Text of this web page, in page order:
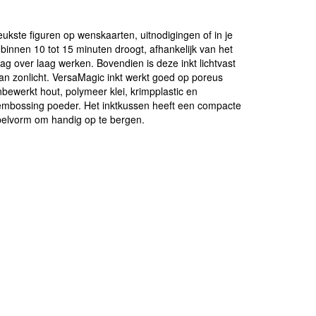
figuren op wenskaarten, uitnodigingen of in je
10 tot 15 minuten droogt, afhankelijk van het
over laag werken. Bovendien is deze inkt lichtvast
zonlicht. VersaMagic inkt werkt goed op poreus
hout, polymeer klei, krimpplastic en
poeder. Het inktkussen heeft een compacte
om handig op te bergen.